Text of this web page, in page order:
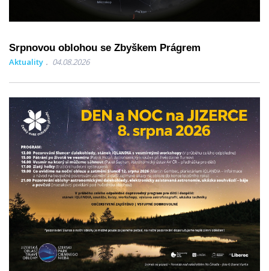
Srpnovou oblohou se Zbyškem Prágrem
Aktuality 04.08.2026